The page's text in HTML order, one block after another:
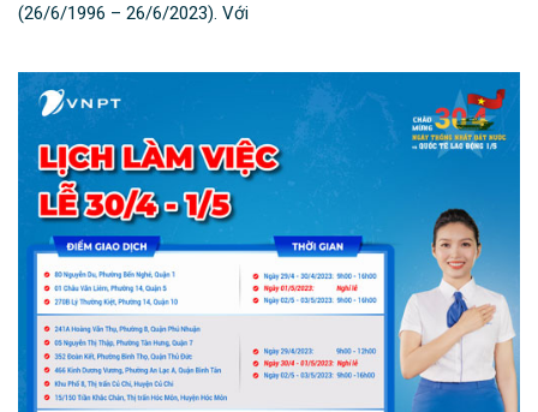
(26/6/1996 – 26/6/2023). Với